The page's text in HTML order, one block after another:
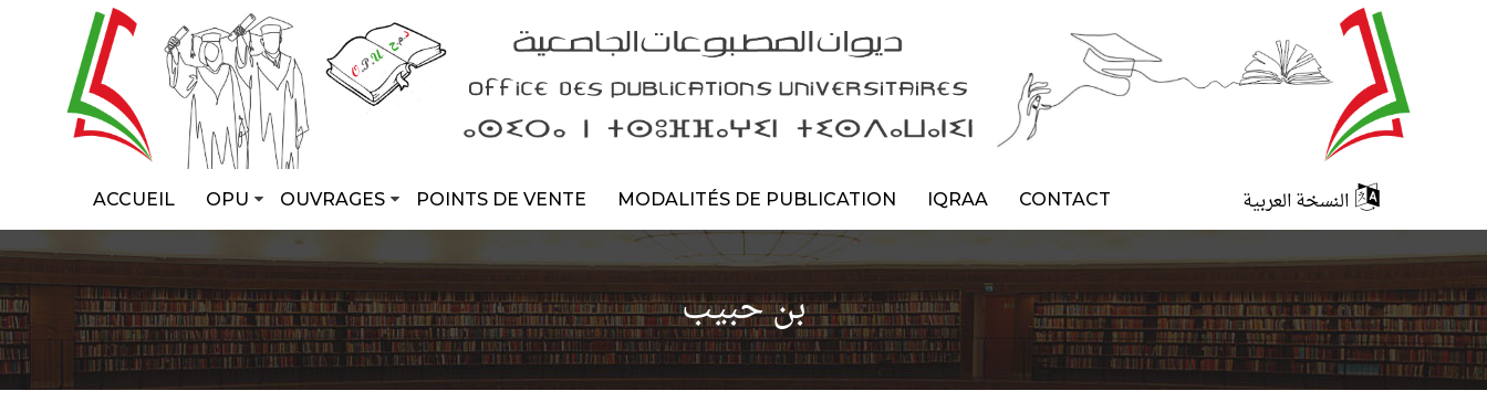
ACCUEIL OPU OUVRAGES POINTS DE VENTE MODALITÉS DE PUBLICATION IQRAA CONTACT النسخة العربية
بن حبيب